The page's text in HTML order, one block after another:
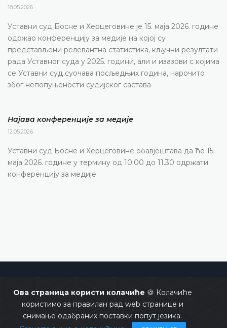
Ова страница користи колачиће 🍪 Колачиће
користимо за правилан рад web странице и
снимање одабраних поставки попут језика.
18.05.2026.
Уставни суд Босне и Херцеговине је 15. маја 2026. године
одржао конференцију за медије на којој су
представљени релевантна статистика, кључни резултати
рада Уставног суда у 2025. години, али и изазови с којима
се Уставни суд суочава посљедњих година, нарочито
због непопуњености судијског састава
Најава конференције за медије
12.05.2026.
Уставни суд Босне и Херцеговине обавјештава да ће 15.
маја 2026. године у термину од 10.00 до 11.30 одржати
конференцију за медије